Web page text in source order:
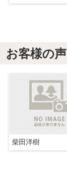
お客様の声
柴田洋樹